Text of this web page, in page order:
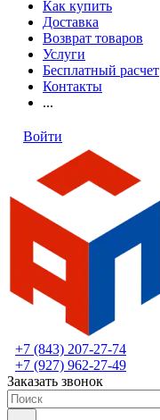
Как купить
Доставка
Возврат товаров
Услуги
Бесплатный расчет
Контакты
...
Войти
+7 (843) 207-27-74
+7 (927) 962-27-49
Заказать звонок